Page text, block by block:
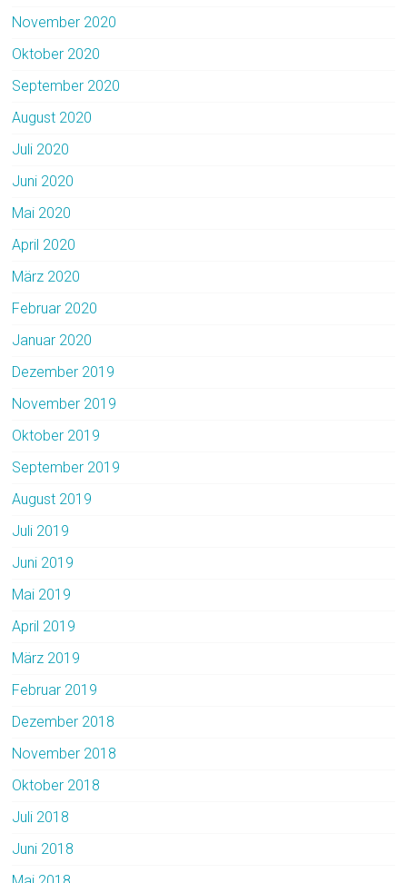
November 2020
Oktober 2020
September 2020
August 2020
Juli 2020
Juni 2020
Mai 2020
April 2020
März 2020
Februar 2020
Januar 2020
Dezember 2019
November 2019
Oktober 2019
September 2019
August 2019
Juli 2019
Juni 2019
Mai 2019
April 2019
März 2019
Februar 2019
Dezember 2018
November 2018
Oktober 2018
Juli 2018
Juni 2018